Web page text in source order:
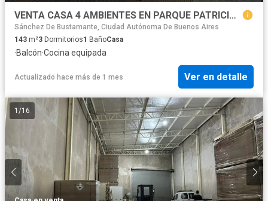
VENTA CASA 4 AMBIENTES EN PARQUE PATRICIOS CON PATIO Y TERRAZA
Sánchez De Bustamante, Ciudad Autónoma De Buenos Aires
143 m²3 Dormitorios1 BañoCasa
·Balcón·Cocina equipada
Actualizado hace más de 1 mes Ver en detalle
1 /16